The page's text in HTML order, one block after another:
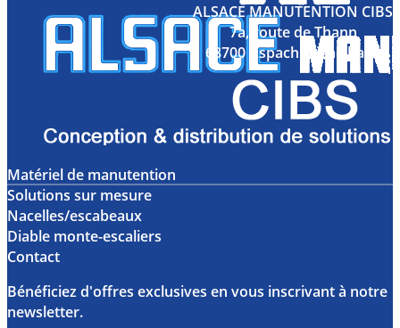
ALSACE MANUTENTION CIBS
7a, route de Thann
68700 Aspach Michelbach
Matériel de manutention
Solutions sur mesure
Nacelles/escabeaux
Diable monte-escaliers
Contact
Bénéficiez d'offres exclusives en vous inscrivant à notre
newsletter.